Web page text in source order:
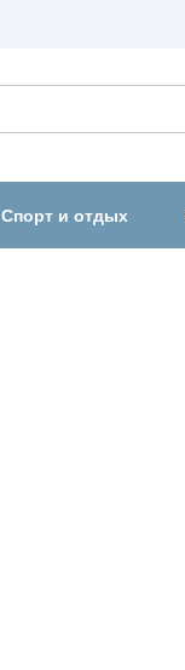
Спорт и отдых